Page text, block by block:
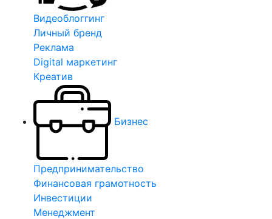
Видеоблоггинг
Личный бренд
Реклама
Digital маркетинг
Креатив
Бизнес
Предпринимательство
Финансовая грамотность
Инвестиции
Менеджмент